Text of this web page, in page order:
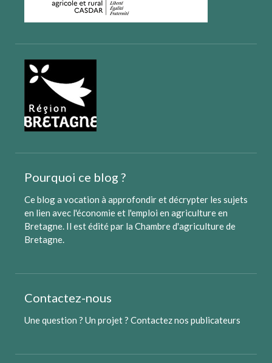
Pourquoi ce blog ?
Ce blog a vocation à approfondir et décrypter les sujets
en lien avec l'économie et l'emploi en agriculture en
Bretagne. Il est édité par la Chambre d'agriculture de
Bretagne.
Contactez-nous
Une question ? Un projet ? Contactez nos publicateurs